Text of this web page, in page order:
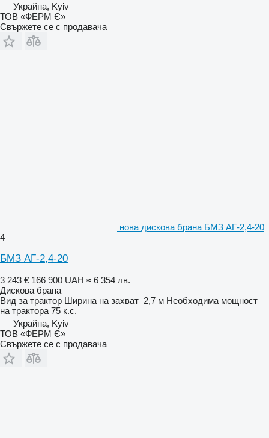
Украйна, Kyiv
ТОВ «ФЕРМ Є»
Свържете се с продавача
нова дискова брана БМЗ АГ-2,4-20
4
БМЗ АГ-2,4-20
3 243 € 166 900 UAH ≈ 6 354 лв.
Дискова брана
Вид за трактор Ширина на захват 2,7 м Необходима мощност
на трактора 75 к.с.
Украйна, Kyiv
ТОВ «ФЕРМ Є»
Свържете се с продавача